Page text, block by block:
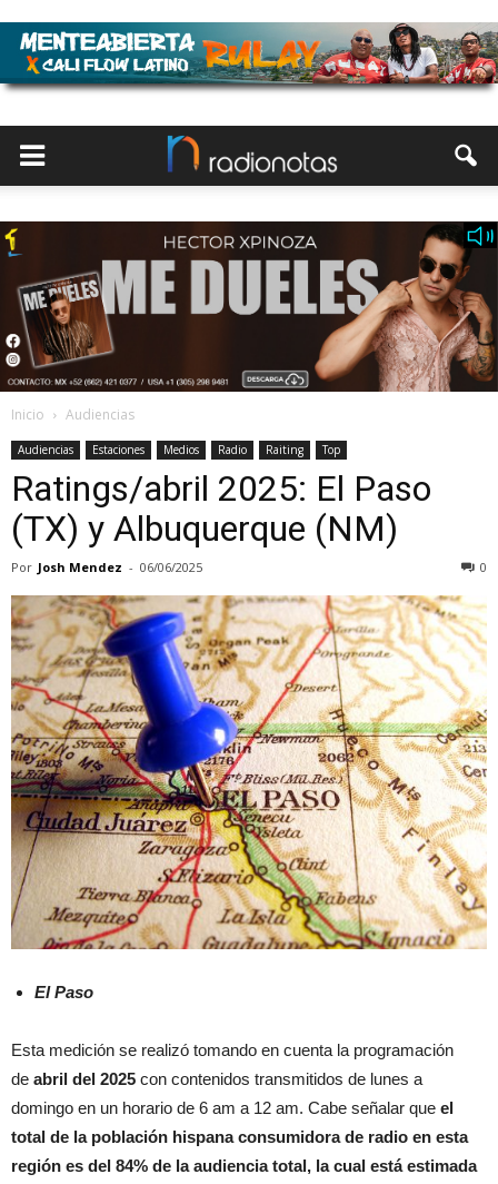
Inicio Audiencias
Audiencias Estaciones Medios Radio Raiting Top
Ratings/abril 2025: El Paso
(TX) y Albuquerque (NM)
Por Josh Mendez - 06/06/2025 0
El Paso
Esta medición se realizó tomando en cuenta la programación
de abril del 2025 con contenidos transmitidos de lunes a
domingo en un horario de 6 am a 12 am. Cabe señalar que el
total de la población hispana consumidora de radio en esta
región es del 84% de la audiencia total, la cual está estimada